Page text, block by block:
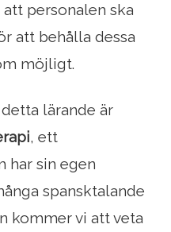
personalen ska
att behålla dessa
möjligt.
lärande är
, ett
har sin egen
spansktalande
kommer vi att veta